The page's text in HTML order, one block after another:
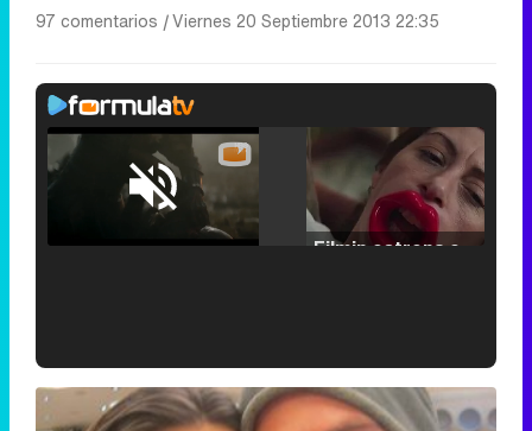
97 comentarios |Viernes 20 Septiembre 2013 22:35
Unmute /
'120 Minutos' celebra sus 2.000 programas en Telemadrid con un vídeo del día a día en la redacción